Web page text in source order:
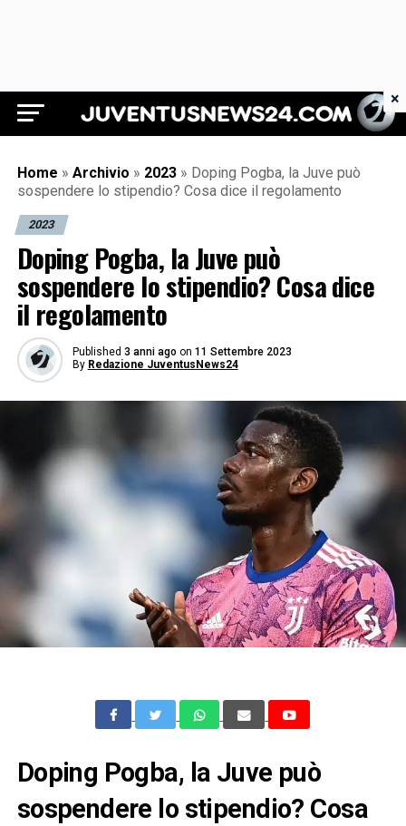
Juventus News 24
Home » Archivio » 2023 » Doping Pogba, la Juve può
sospendere lo stipendio? Cosa dice il regolamento
2023
Doping Pogba, la Juve può
sospendere lo stipendio? Cosa dice
il regolamento
Published 3 anni ago on 11 Settembre 2023
By Redazione JuventusNews24
Doping Pogba, la Juve può
sospendere lo stipendio? Cosa
×